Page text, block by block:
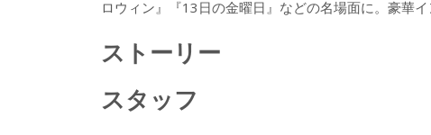
b
o
o
k
er a
ロウィン』『13日の金曜日』などの名場面に。豪華イ
ストーリー
スタッフ